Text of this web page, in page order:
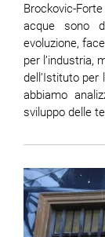
Brockovic-
acque sono
evoluzione,
per l’industria,
dell’Istituto
abbiamo
sviluppo delle